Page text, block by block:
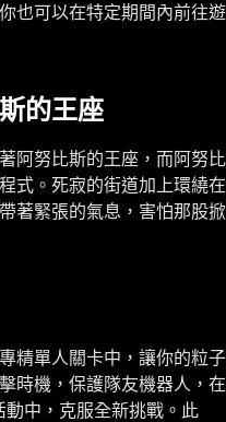
也可以在特定期間內前往遊
的王座
阿努比斯的王座，而阿努比
式。死寂的街道加上環繞在
著緊張的氣息，害怕那股掀
精單人關卡中，讓你的粒子
時機，保護隊友機器人，在
動中，克服全新挑戰。此